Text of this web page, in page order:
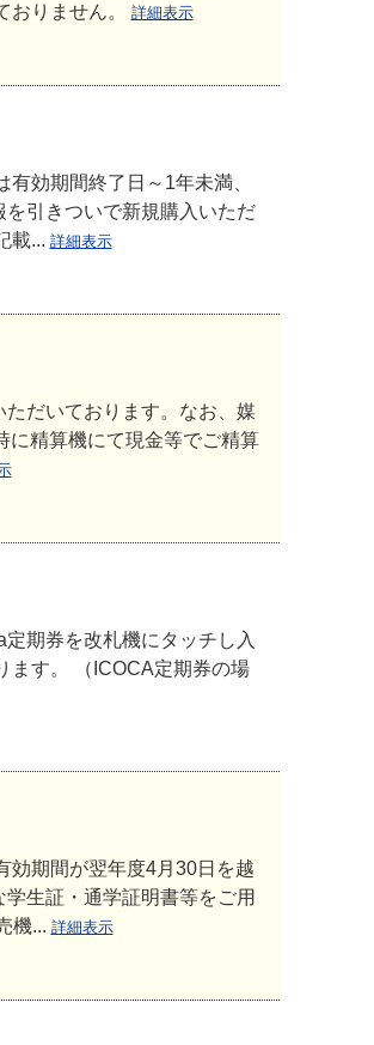
おりません。 詳細表示
効期間終了日～1年未満、
引きついで新規購入いただ
載... 詳細表示
だいております。なお、媒
精算機にて現金等でご精算
期券を改札機にタッチし入
ます。 （ICOCA定期券の場
効期間が翌年度4月30日を越
生証・通学証明書等をご用
機... 詳細表示